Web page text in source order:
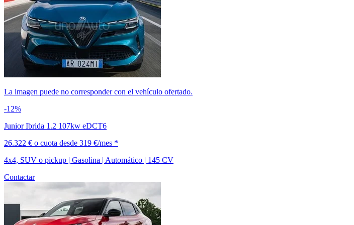
La imagen puede no corresponder con el vehículo ofertado.
-12%
Junior Ibrida 1.2 107kw eDCT6
26.322 € o cuota desde 319 €/mes *
4x4, SUV o pickup | Gasolina | Automático | 145 CV
Contactar